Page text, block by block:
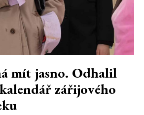
mít jasno. Odhalil
zářijového